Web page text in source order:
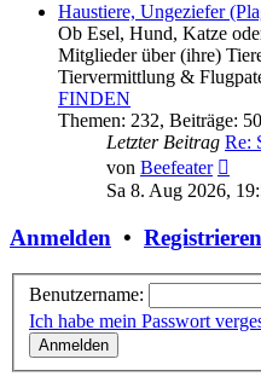
Haustiere, Ungeziefer
Ob Esel, Hund, Katze
Mitglieder über (ihre)
Tiervermittlung &
FINDEN
Themen: 232, Beiträge:
Letzter Beitrag Re:
von Beefeater
Sa 8. Aug 2026,
Anmelden • Registrieren
Benutzername:
Ich habe mein Passwort